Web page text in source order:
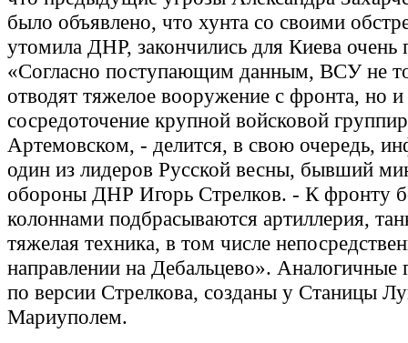
было объявлено, что хунта со своими
утомила ДНР, закончились для Киева очень
«Согласно поступающим данным, ВСУ не
отводят тяжелое вооружение с фронта, но
сосредоточение крупной войсковой
Артемовском, - делится, в свою очередь,
один из лидеров Русской весны, бывший
обороны ДНР Игорь Стрелков. - К фронту
колоннами подбрасываются артиллерия,
тяжелая техника, в том числе
направлении на Дебальцево». Аналогичные
по версии Стрелкова, созданы у Станицы
Мариуполем.